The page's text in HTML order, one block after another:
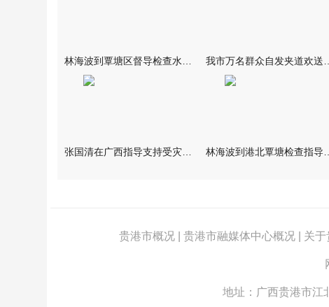
贵港市概况 贵港市融媒体中心概况 关于
地址：广西贵港市